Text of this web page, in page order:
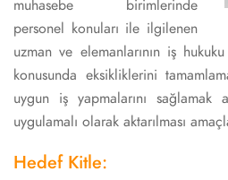
muhasebe birimlerinde
personel konuları ile ilgilenen
uzman ve elemanlarının iş
konusunda eksikliklerini
uygun iş yapmalarını sağlamak
uygulamalı olarak aktarılması
Hedef Kitle: